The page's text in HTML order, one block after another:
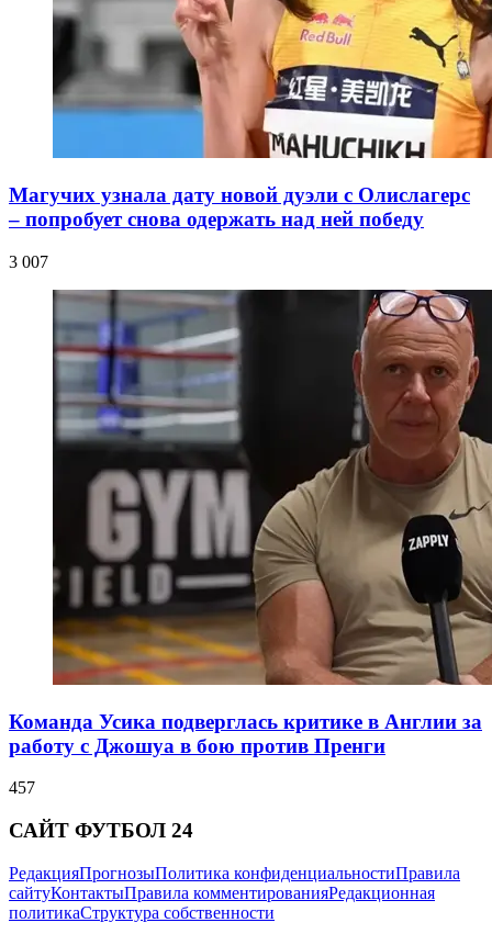
Магучих узнала дату новой дуэли с Олислагерс
– попробует снова одержать над ней победу
3 007
Команда Усика подверглась критике в Англии за
работу с Джошуа в бою против Пренги
457
САЙТ ФУТБОЛ 24
РедакцияПрогнозыПолитика конфиденциальностиПравила
сайтуКонтактыПравила комментированияРедакционная
политикаСтруктура собственности